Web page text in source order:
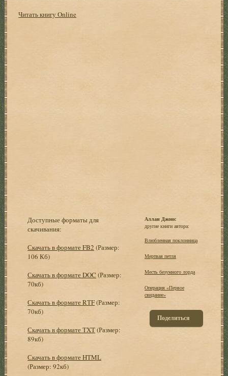
Читать книгу Online
Доступные форматы для
скачивания:
Скачать в формате FB2 (Размер:
106 Кб)
Скачать в формате DOC (Размер:
70кб)
Скачать в формате RTF(Размер:
70кб)
Скачать в формате TXT(Размер:
89кб)
Скачать в формате HTML
(Размер: 92кб)
Аллан Джонс
другие книги автора:
Влюбленная поклонница
Мертвая петля
Месть безумного лорда
Операция «Первое
свидание»
Поделиться